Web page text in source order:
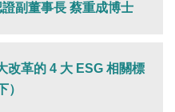
副董事長 蔡重成博士
改革的 4 大 ESG 相關標
）